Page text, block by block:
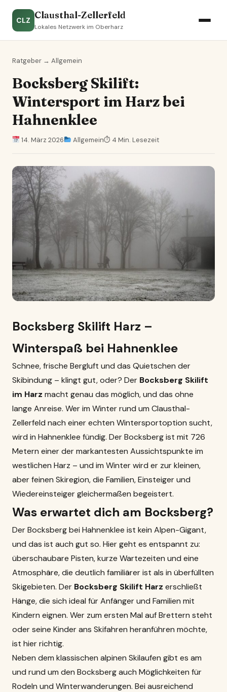
CLZ Clausthal-Zellerfeld
Lokales Netzwerk im Oberharz
Ratgeber → Allgemein
Bocksberg Skilift:
Wintersport im Harz bei
Hahnenklee
14. März 2026 Allgemein⏱ 4 Min. Lesezeit
Bocksberg Skilift Harz –
Winterspaß bei Hahnenklee
Schnee, frische Bergluft und das Quietschen der
Skibindung – klingt gut, oder? Der Bocksberg Skilift
im Harz macht genau das möglich, und das ohne
lange Anreise. Wer im Winter rund um Clausthal-
Zellerfeld nach einer echten Wintersportoption sucht,
wird in Hahnenklee fündig. Der Bocksberg ist mit 726
Metern einer der markantesten Aussichtspunkte im
westlichen Harz – und im Winter wird er zur kleinen,
aber feinen Skiregion, die Familien, Einsteiger und
Wiedereinsteiger gleichermaßen begeistert.
Was erwartet dich am Bocksberg?
Der Bocksberg bei Hahnenklee ist kein Alpen-Gigant,
und das ist auch gut so. Hier geht es entspannt zu:
überschaubare Pisten, kurze Wartezeiten und eine
Atmosphäre, die deutlich familiärer ist als in überfüllten
Skigebieten. Der Bocksberg Skilift Harz erschließt
Hänge, die sich ideal für Anfänger und Familien mit
Kindern eignen. Wer zum ersten Mal auf Brettern steht
oder seine Kinder ans Skifahren heranführen möchte,
ist hier richtig.
Neben dem klassischen alpinen Skilaufen gibt es am
und rund um den Bocksberg auch Möglichkeiten für
Rodeln und Winterwanderungen. Bei ausreichend